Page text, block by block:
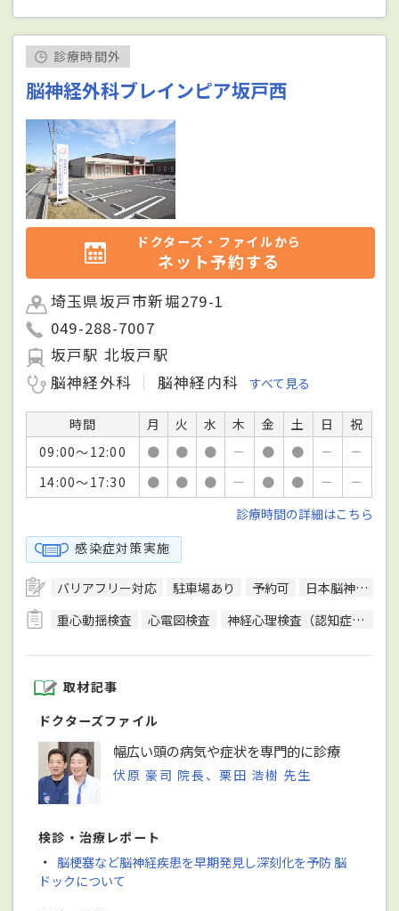
診療時間外
脳神経外科ブレインピア坂戸西
ドクターズ・ファイルから
ネット予約する
埼玉県坂戸市新堀279-1
049-288-7007
坂戸駅 北坂戸駅
脳神経外科
脳神経内科 すべて見る
時間 月 火 水 木 金 土 日
祝
09:00～12:00
● ● ● － ● ● －
－
14:00～17:30
● ● ● － ● ● －
－
診療時間の詳細はこちら
感染症対策実施
バリアフリー対応 駐車場あり 予約可
日本脳神経外科学会脳神経外科専門医
重心動揺検査
心電図検査 神経心理検査（認知症検査）
取材記事
ドクターズファイル
幅広い頭の病気や症状を専門的に診療
伏原 豪司 院長、栗田 浩樹 先生
検診・治療レポート
・ 脳梗塞など脳神経疾患を早期発見し深刻化を予防 脳
ドックについて